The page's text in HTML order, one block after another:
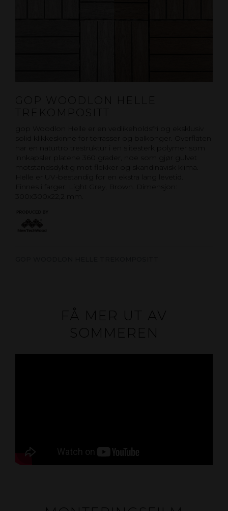
GOP WOODLON HELLE
TREKOMPOSITT
gop Woodlon Helle er en vedlikeholdsfri og eksklusiv
solid klikkeskinne for terrasser og balkonger. Overflaten
har en naturtro trestruktur i en slitesterk polymer som
innkapsler platene 360 grader, noe som gjør gulvet
motstandsdyktig mot flekker og skandinavisk klima.
Helle er UV-bestandig for en ekstra lang levetid.
Finnes i farger: Light Grey, Brown. Dimensjon:
300x300x22,2 mm.
FÅ MER UT AV
SOMMEREN